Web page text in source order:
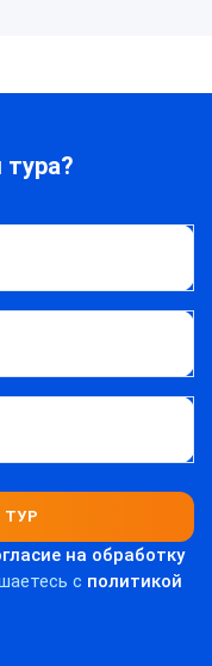
на обработку
c политикой